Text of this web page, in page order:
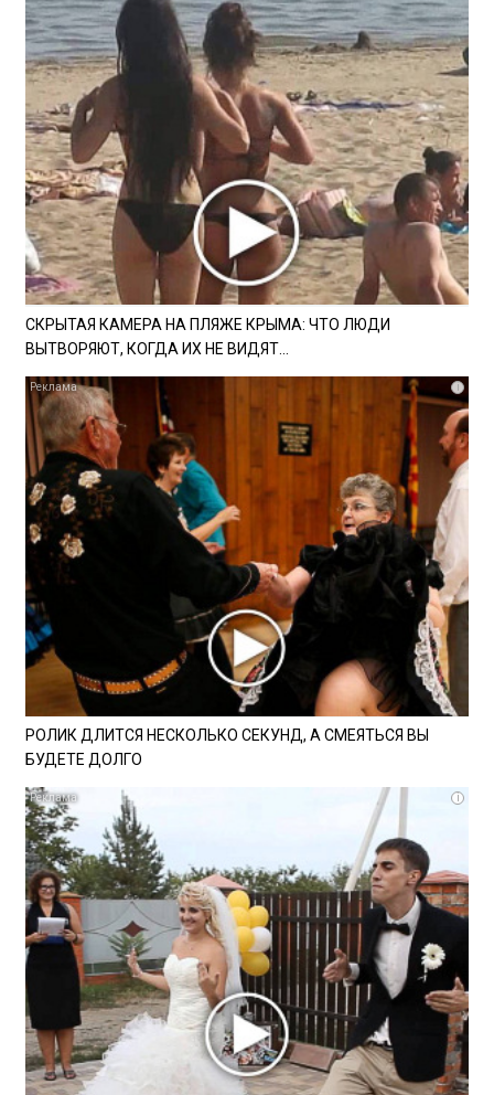
СКРЫТАЯ КАМЕРА НА ПЛЯЖЕ КРЫМА: ЧТО ЛЮДИ
ВЫТВОРЯЮТ, КОГДА ИХ НЕ ВИДЯТ...
i
РОЛИК ДЛИТСЯ НЕСКОЛЬКО СЕКУНД, А СМЕЯТЬСЯ ВЫ
БУДЕТЕ ДОЛГО
i